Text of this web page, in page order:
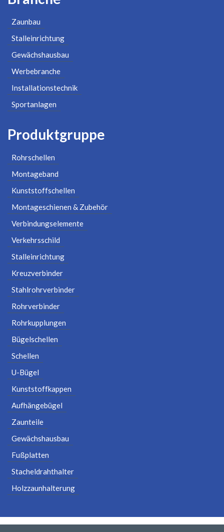
Zaunbau
Stalleinrichtung
Gewächshausbau
Werbebranche
Installationstechnik
Sportanlagen
Produktgruppe
Rohrschellen
Montageband
Kunststoffschellen
Montageschienen & Zubehör
Verbindungselemente
Verkehrsschild
Stalleinrichtung
Kreuzverbinder
Stahlrohrverbinder
Rohrverbinder
Rohrkupplungen
Bügelschellen
Schellen
U-Bügel
Kunststoffkappen
Aufhängebügel
Zaunteile
Gewächshausbau
Fußplatten
Stacheldrahthalter
Holzzaunhalterung